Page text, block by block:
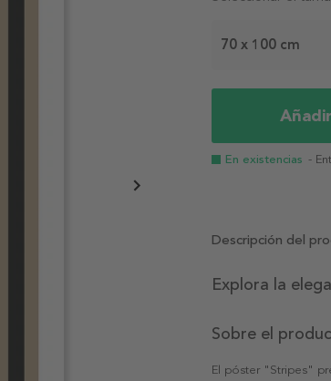
70 x 100 cm
En existencias -
Descripción del
Explora la
Sobre el
El póster "Stripes"